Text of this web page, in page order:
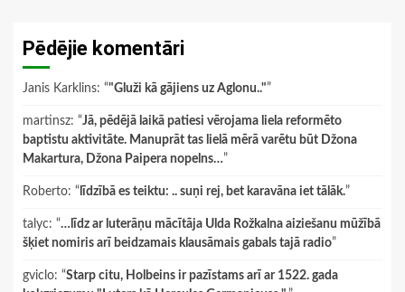
Pēdējie komentāri
Janis Karklins: “"Gluži kā gājiens uz Aglonu.."”
martinsz: “Jā, pēdējā laikā patiesi vērojama liela reformēto
baptistu aktivitāte. Manuprāt tas lielā mērā varētu būt Džona
Makartura, Džona Paipera nopelns…”
Roberto: “ līdzībā es teiktu: .. suņi rej, bet karavāna iet tālāk.”
talyc: “…līdz ar luterāņu mācītāja Ulda Rožkalna aiziešanu mūžībā
šķiet nomiris arī beidzamais klausāmais gabals tajā radio”
gviclo: “Starp citu, Holbeins ir pazīstams arī ar 1522. gada